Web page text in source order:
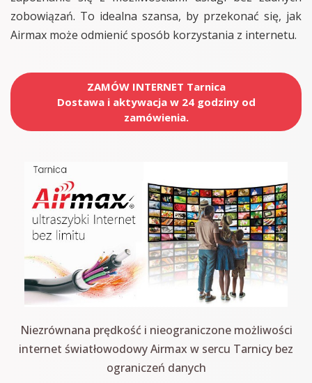
zobowiązań. To idealna szansa, by przekonać się, jak
Airmax może odmienić sposób korzystania z internetu.
ZAMÓW INTERNET Tarnica
Dostawa i aktywacja w 24 godziny od
zamówienia.
Niezrównana prędkość i nieograniczone możliwości
internet światłowodowy Airmax w sercu Tarnicy bez
ograniczeń danych